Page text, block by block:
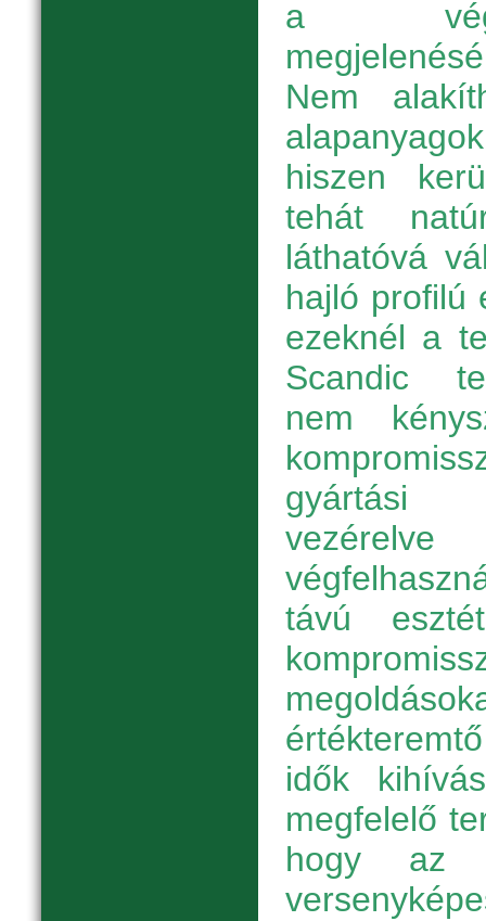
a
Nem
hiszen
tehát
láthatóvá
hajló profilú
ezeknél a
Scandic
nem
gyártási
távú
idők
megfelelő
hogy az